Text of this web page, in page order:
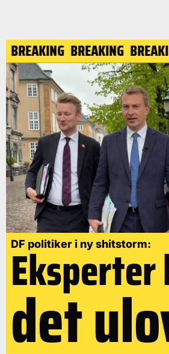
BREAKING BREAKING
DF politiker i ny shitstorm:
det